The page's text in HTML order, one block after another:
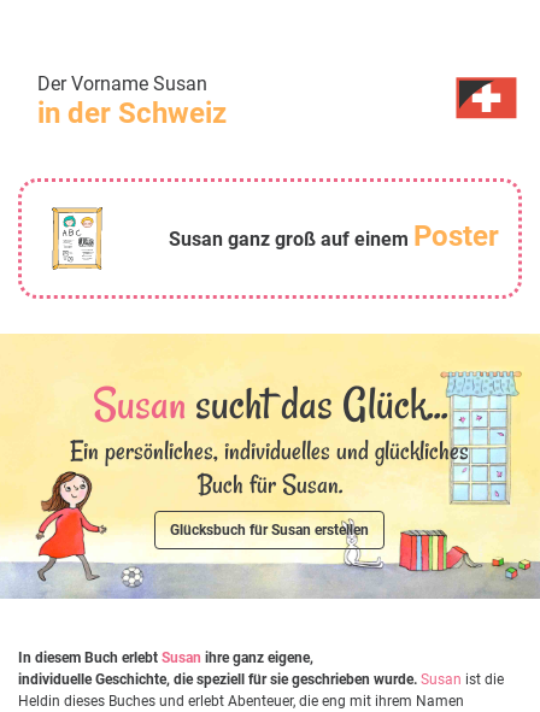
Der Vorname Susan
in der Schweiz
Susan ganz groß auf einem Poster
Susan sucht das Glück...
Ein persönliches, individuelles und glückliches
Buch für Susan.
Glücksbuch für Susan erstellen
In diesem Buch erlebt Susan ihre ganz eigene,
individuelle Geschichte, die speziell für sie geschrieben wurde. Susan ist die
Heldin dieses Buches und erlebt Abenteuer, die eng mit ihrem Namen